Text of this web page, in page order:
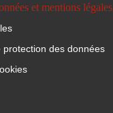
et mentions légales
protection des données